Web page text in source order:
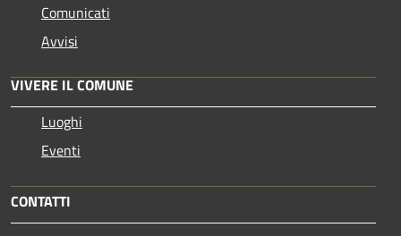
Comunicati
Avvisi
VIVERE IL COMUNE
Luoghi
Eventi
CONTATTI